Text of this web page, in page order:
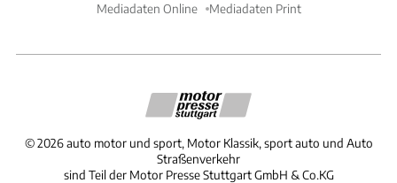
Mediadaten Online Mediadaten Print
©2026 auto motor und sport, Motor Klassik, sport auto und Auto
Straßenverkehr
sind Teil der Motor Presse Stuttgart GmbH & Co.KG